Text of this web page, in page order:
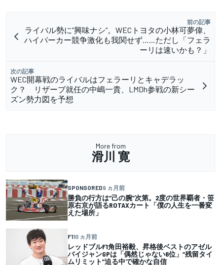
前の記事
ライバル勢に”興味ナシ”。WECトヨタの小林可夢偉、
ハイパーカー競争激化も我関せず……ただし「フェラ
ーリは速いかも？」
次の記事
WEC開幕戦のライバルはフェラーリとキャデラッ
ク？ リザーブ就任の中嶋一貴、LMDh参戦の新シー
ズン勢力図を予想
More from
滑川 寛
SPONSORED9 ヵ月前
勝負の行方は“己の腕”次第。2度の世界覇者・笹
原右京が語るROTAXカート「僕の人生を一番変
えた場所」
F110 ヵ月前
レッドブルF1角田裕毅、昇格後ベストのアゼル
バイジャンGPは「偶然じゃない6位」“残留タイ
ムリミット”迫る中で確かな自信